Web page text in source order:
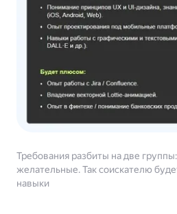
Требования разбиты на две
желательные. Так соискателю
навыки